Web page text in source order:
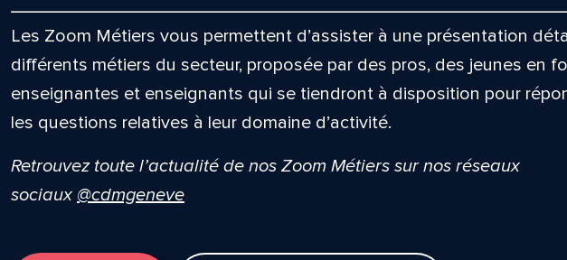
Les Zoom Métiers vous permettent d’assister à une présentation
différents métiers du secteur, proposée par des pros, des jeunes en
enseignantes et enseignants qui se tiendront à disposition pour
les questions relatives à leur domaine d’activité.
Retrouvez toute l’actualité de nos Zoom Métiers sur nos réseaux
sociaux @cdmgeneve